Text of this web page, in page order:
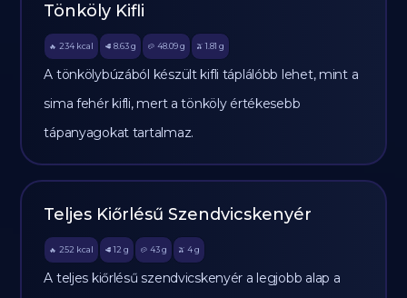
Tönköly Kifli
🔥 234 kcal 🥩 8.63 g 🥔 48.09g 🫒 1.81 g
A tönkölybúzából készült kifli táplálóbb lehet, mint a
sima fehér kifli, mert a tönköly értékesebb
tápanyagokat tartalmaz.
Teljes Kiőrlésű Szendvicskenyér
🔥 252 kcal 🥩 12 g 🥔 43g 🫒 4 g
A teljes kiőrlésű szendvicskenyér a legjobb alap a